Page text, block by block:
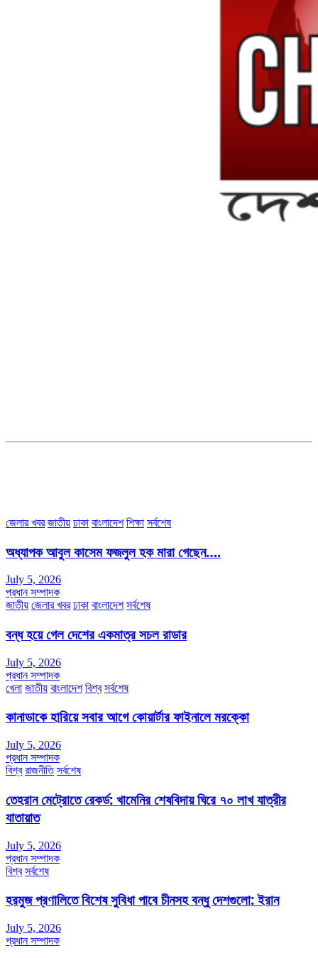
জেলার খবর জাতীয় ঢাকা বাংলাদেশ শিক্ষা সর্বশেষ
অধ্যাপক আবুল কাসেম ফজলুল হক মারা গেছেন….
July 5, 2026
প্রধান সম্পাদক
জাতীয় জেলার খবর ঢাকা বাংলাদেশ সর্বশেষ
বন্ধ হয়ে গেল দেশের একমাত্র সচল রাডার
July 5, 2026
প্রধান সম্পাদক
খেলা জাতীয় বাংলাদেশ বিশ্ব সর্বশেষ
কানাডাকে হারিয়ে সবার আগে কোয়ার্টার ফাইনালে মরক্কো
July 5, 2026
প্রধান সম্পাদক
বিশ্ব রাজনীতি সর্বশেষ
তেহরান মেট্রোতে রেকর্ড: খামেনির শেষবিদায় ঘিরে ৭০ লাখ যাত্রীর
যাতায়াত
July 5, 2026
প্রধান সম্পাদক
বিশ্ব সর্বশেষ
হরমুজ প্রণালিতে বিশেষ সুবিধা পাবে চীনসহ বন্ধু দেশগুলো: ইরান
July 5, 2026
প্রধান সম্পাদক